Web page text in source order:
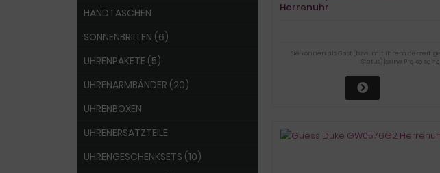
Herrenuhr
Sie können als Gast (bzw. mit Ihrem
Status) keine Preise
HANDTASCHEN
SONNENBRILLEN (6)
UHRENPAKETE (5)
UHRENARMBÄNDER (20)
UHRENBOXEN
UHRENERSATZTEILE
UHRENGESCHENKSETS (10)